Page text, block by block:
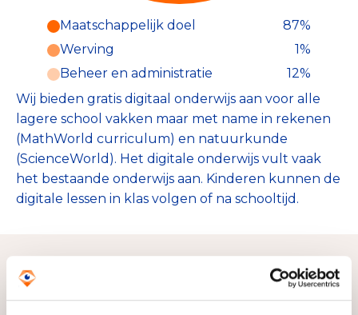
Maatschappelijk doel
87%
Werving
1%
Beheer en administratie
12%
Wij bieden gratis digitaal onderwijs aan voor alle
lagere school vakken maar met name in rekenen
(MathWorld curriculum) en natuurkunde
(ScienceWorld). Het digitale onderwijs vult vaak
het bestaande onderwijs aan. Kinderen kunnen de
digitale lessen in klas volgen of na schooltijd.
Zo bereiken we ons doel